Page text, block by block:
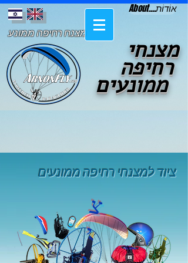
מצנח רחיפה ממונע
About....אוֹדוֹת
מצנחי
רחיפה
ממונעים
ציוד למצנחי רחיפה ממונעים
צ
י